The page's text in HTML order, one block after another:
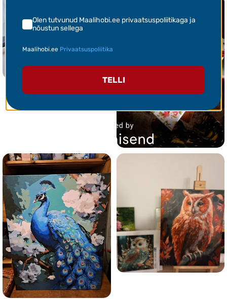
Olen tutvunud Maalihobi.ee privaatsuspoliitikaga ja
nõustun sellega
Maalihobi.ee Privaatsuspoliitika
TELLI